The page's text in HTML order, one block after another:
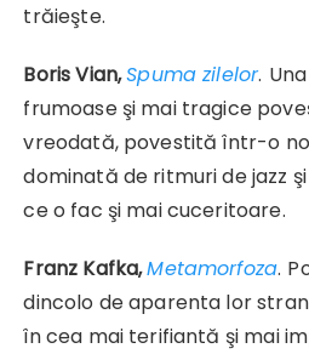
trăieşte.
Boris Vian,Spuma zilelor.
frumoase şi mai tragice
vreodată, povestită într-o
dominată de ritmuri de jazz
ce o fac şi mai cuceritoare.
Franz Kafka,Metamorfoza.
dincolo de aparenta lor
în cea mai terifiantă şi mai